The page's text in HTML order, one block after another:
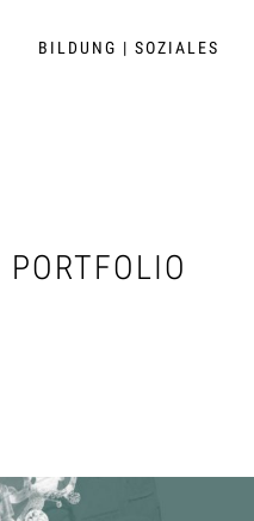
BILDUNG | SOZIALES
PORTFOLIO